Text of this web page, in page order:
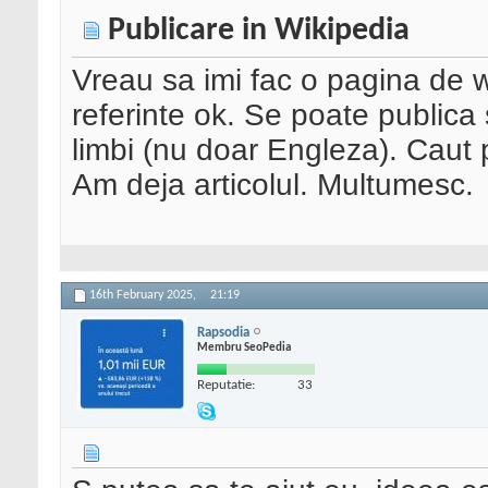
Publicare in Wikipedia
Vreau sa imi fac o pagina de
referinte ok. Se poate
limbi (nu doar Engleza).
Am deja articolul. Multumesc.
16th February 2025, 21:19
Rapsodia
Membru SeoPedia
Reputatie: 33